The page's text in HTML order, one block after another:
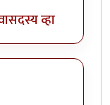
सदस्य व्हा